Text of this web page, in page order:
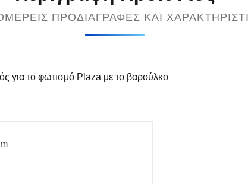
ΠΡΟΔΙΑΓΡΑΦΈΣ ΚΑΙ
για το φωτισμό Plaza με το βαρούλκο